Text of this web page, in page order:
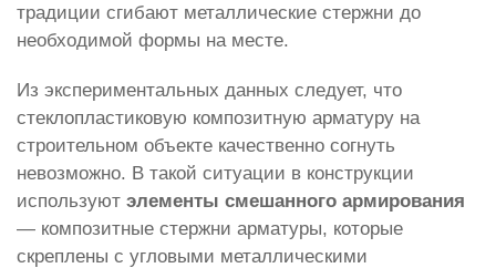
традиции сгибают металлические стержни до
необходимой формы на месте.
Из экспериментальных данных следует, что
стеклопластиковую композитную арматуру на
строительном объекте качественно согнуть
невозможно. В такой ситуации в конструкции
используют элементы смешанного армирования
— композитные стержни арматуры, которые
скреплены с угловыми металлическими